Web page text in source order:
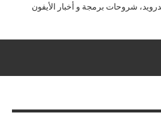
شروحات برمجة و أخبار الأيفون